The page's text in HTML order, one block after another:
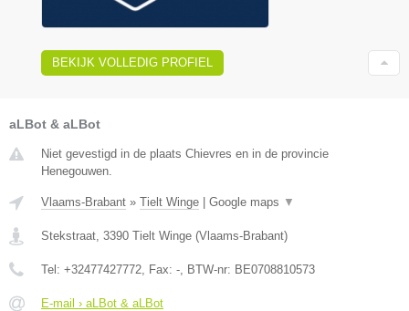
BEKIJK VOLLEDIG PROFIEL
aLBot & aLBot
Niet gevestigd in de plaats Chievres en in de provincie
Henegouwen.
Vlaams-Brabant » Tielt Winge | Google maps ▼
Stekstraat 3390 Tielt Winge (Vlaams-Brabant)
Tel: +32477427772 , Fax: - , BTW-nr: BE0708810573
E-mail › aLBot & aLBot